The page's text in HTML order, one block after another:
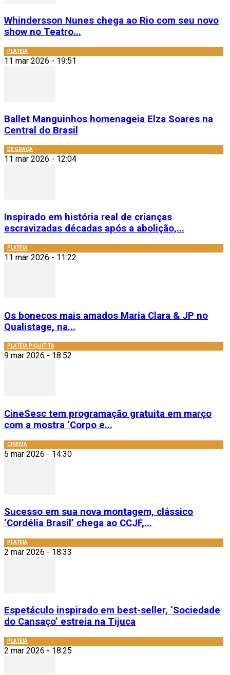
Whindersson Nunes chega ao Rio com seu novo
show no Teatro...
PLATEIA
11 mar 2026 - 19:51
Ballet Manguinhos homenageia Elza Soares na
Central do Brasil
DE GRAÇA
11 mar 2026 - 12:04
Inspirado em história real de crianças
escravizadas décadas após a abolição,...
PLATEIA
11 mar 2026 - 11:22
Os bonecos mais amados Maria Clara & JP no
Qualistage, na...
PLATEIA PIQUITITA
9 mar 2026 - 18:52
CineSesc tem programação gratuita em março
com a mostra ‘Corpo e...
CINEMA
5 mar 2026 - 14:30
Sucesso em sua nova montagem, clássico
‘Cordélia Brasil’ chega ao CCJF,...
PLATEIA
2 mar 2026 - 18:33
Espetáculo inspirado em best-seller, ‘Sociedade
do Cansaço’ estreia na Tijuca
PLATEIA
2 mar 2026 - 18:25